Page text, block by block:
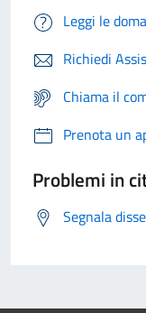
Leggi le
Richiedi
Chiama il
Prenota un
Problemi in
Segnala